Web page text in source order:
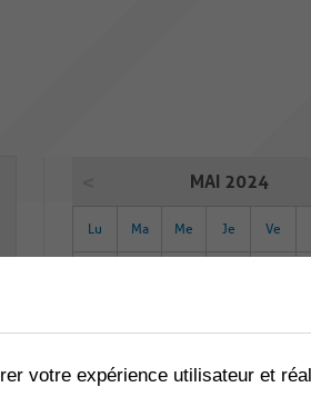
MAI 2024
Lu Ma Me Je Ve
13 14 15 16 17
votre expérience utilisateur et